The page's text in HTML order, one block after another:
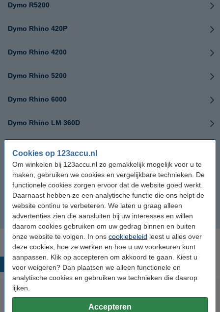
Cookies op 123accu.nl
Om winkelen bij 123accu.nl zo gemakkelijk mogelijk voor u te
maken, gebruiken we cookies en vergelijkbare technieken. De
functionele cookies zorgen ervoor dat de website goed werkt.
Daarnaast hebben ze een analytische functie die ons helpt de
website continu te verbeteren. We laten u graag alleen
advertenties zien die aansluiten bij uw interesses en willen
daarom cookies gebruiken om uw gedrag binnen en buiten
onze website te volgen. In ons cookiebeleid leest u alles over
deze cookies, hoe ze werken en hoe u uw voorkeuren kunt
aanpassen. Klik op accepteren om akkoord te gaan. Kiest u
voor weigeren? Dan plaatsen we alleen functionele en
analytische cookies en gebruiken we technieken die daarop
lijken.
Accepteren
Dymo R5200
Dymo Rhino 420P
Dymo Rhino 4200
Dymo Rhino 5200
Dymo Rhino 6000
Dymo Rhino LM 360D
Dymo XTL 300 handheld label makers
Dymo XTL 500
Dymo XTL 500 Label Maker
Populaire producten